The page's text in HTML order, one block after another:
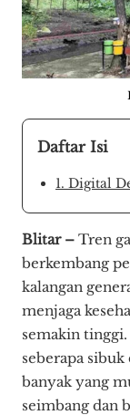
Daftar Isi
1. Digital
Blitar – Tren
berkembang
kalangan
menjaga
semakin
seberapa
banyak yang
seimbang dan